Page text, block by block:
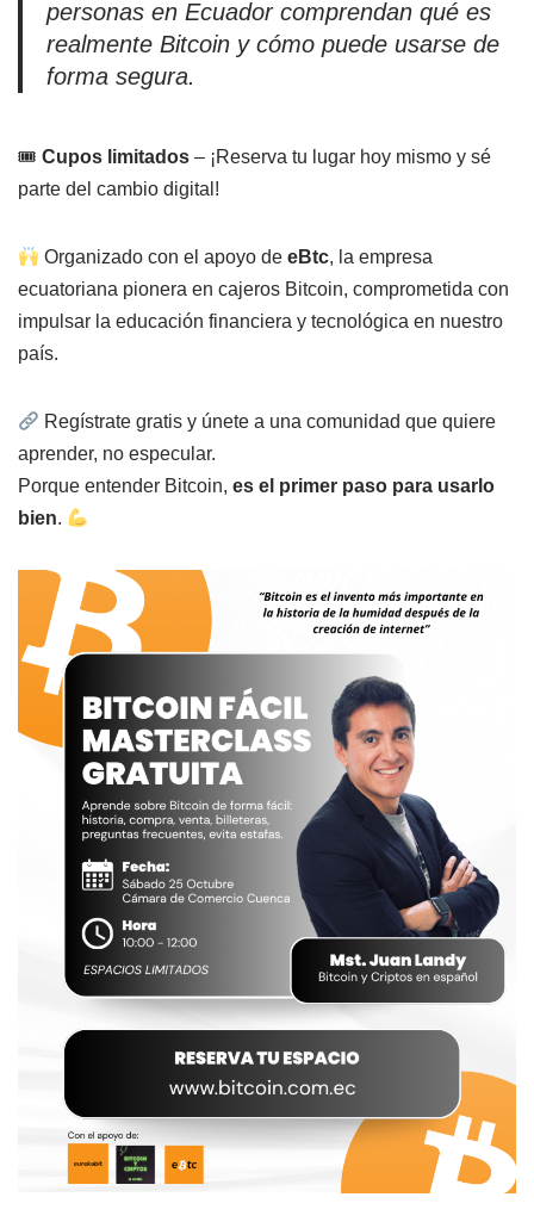
personas en Ecuador comprendan qué es
realmente Bitcoin y cómo puede usarse de
forma segura.
🎟 Cupos limitados – ¡Reserva tu lugar hoy mismo y sé
parte del cambio digital!
Organizado con el apoyo deeBtc, la empresa
ecuatoriana pionera en cajeros Bitcoin, comprometida con
impulsar la educación financiera y tecnológica en nuestro
país.
Regístrate gratis y únete a una comunidad que quiere
aprender, no especular.
Porque entender Bitcoin, es el primer paso para usarlo
bien.